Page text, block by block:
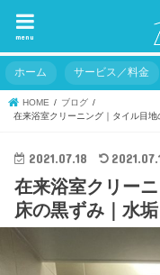
menu
ホーム サービス／料金
HOME
ブログ
在来浴室クリーニング｜タイル目
2021.07.18
在来浴室クリー
床の黒ずみ｜水